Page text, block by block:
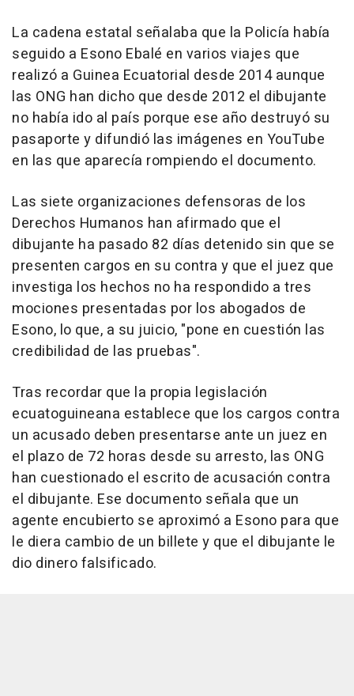
La cadena estatal señalaba que la Policía había
seguido a Esono Ebalé en varios viajes que
realizó a Guinea Ecuatorial desde 2014 aunque
las ONG han dicho que desde 2012 el dibujante
no había ido al país porque ese año destruyó su
pasaporte y difundió las imágenes en YouTube
en las que aparecía rompiendo el documento.
Las siete organizaciones defensoras de los
Derechos Humanos han afirmado que el
dibujante ha pasado 82 días detenido sin que se
presenten cargos en su contra y que el juez que
investiga los hechos no ha respondido a tres
mociones presentadas por los abogados de
Esono, lo que, a su juicio, "pone en cuestión las
credibilidad de las pruebas".
Tras recordar que la propia legislación
ecuatoguineana establece que los cargos contra
un acusado deben presentarse ante un juez en
el plazo de 72 horas desde su arresto, las ONG
han cuestionado el escrito de acusación contra
el dibujante. Ese documento señala que un
agente encubierto se aproximó a Esono para que
le diera cambio de un billete y que el dibujante le
dio dinero falsificado.